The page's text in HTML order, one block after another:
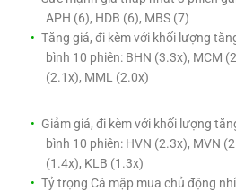
APH (6), HDB (6), MBS (7)
Tăng giá, đi kèm với khối lượng
bình 10 phiên: BHN (3.3x), MCM
(2.1x), MML (2.0x)
Giảm giá, đi kèm với khối lượng
bình 10 phiên: HVN (2.3x), MVN
(1.4x), KLB (1.3x)
Tỷ trọng Cá mập mua chủ động